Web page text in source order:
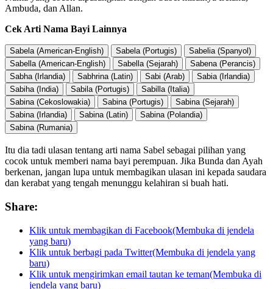
Ambuda, dan Allan.
Cek Arti Nama Bayi Lainnya
Sabela (American-English) Sabela (Portugis)
Sabelia (Spanyol)
Sabella (American-English)
Sabella (Sejarah)
Sabena (Perancis)
Sabha (Irlandia)
Sabhrina (Latin) Sabi (Arab)
Sabia (Irlandia)
Sabiha (India)
Sabila (Portugis)
Sabilla (Italia)
Sabina (Cekoslowakia)
Sabina (Portugis)
Sabina (Sejarah)
Sabina (Irlandia)
Sabina (Latin)
Sabina (Polandia)
Sabina (Rumania)
Itu dia tadi ulasan tentang arti nama Sabel sebagai pilihan yang
cocok untuk memberi nama bayi perempuan. Jika Bunda dan Ayah
berkenan, jangan lupa untuk membagikan ulasan ini kepada saudara
dan kerabat yang tengah menunggu kelahiran si buah hati.
Share:
Klik untuk membagikan di Facebook(Membuka di jendela
yang baru)
Klik untuk berbagi pada Twitter(Membuka di jendela yang
baru)
Klik untuk mengirimkan email tautan ke teman(Membuka di
jendela yang baru)